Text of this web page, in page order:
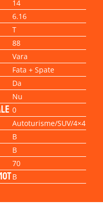
14
6.16
T
88
Vara
Fata + Spate
Da
Nu
0
Autoturisme/SUV/4×4
B
B
70
B